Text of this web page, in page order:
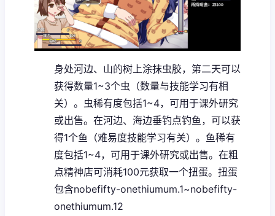
身处河边、山的树上涂抹虫胶，第二天可以
获得数量1~3个虫（数量与技能学习有相
关）。虫稀有度包括1~4，可用于课外研究
或出售。 在河边、海边垂钓点钓鱼，可以获
得1个鱼（难易度技能学习有关）。鱼稀有
度包括1~4，可用于课外研究或出售。 在粗
点精神店可消耗100元获取一个扭蛋。扭蛋
包含nobefifty-onethiumum.1~nobefifty-
onethiumum.12